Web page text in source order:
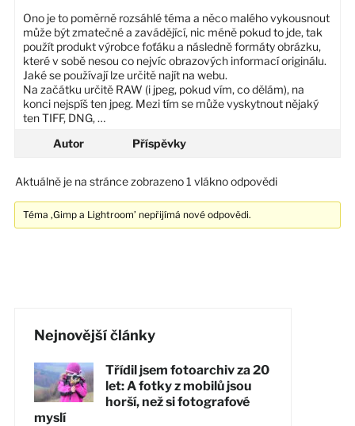
Ono je to poměrně rozsáhlé téma a něco malého vykousnout
může být zmatečné a zavádějící, nic méně pokud to jde, tak
použít produkt výrobce foťáku a následně formáty obrázku,
které v sobě nesou co nejvíc obrazových informací originálu.
Jaké se používají lze určitě najít na webu.
Na začátku určitě RAW (i jpeg, pokud vím, co dělám), na
konci nejspíš ten jpeg. Mezi tím se může vyskytnout nějaký
ten TIFF, DNG, …
Autor
Příspěvky
Aktuálně je na stránce zobrazeno 1 vlákno odpovědi
Téma ‚Gimp a Lightroom’ nepřijímá nové odpovědi.
Nejnovější články
Třídil jsem fotoarchiv za 20
let: A fotky z mobilů jsou
horší, než si fotografové
myslí